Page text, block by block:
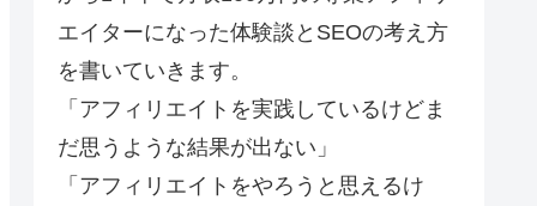
エイターになった体験談とSEOの考え方
を書いていきます。
「アフィリエイトを実践しているけどま
だ思うような結果が出ない」
「アフィリエイトをやろうと思えるけ